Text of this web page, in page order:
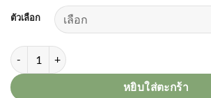
ตัวเลือก
จำนวน ไม้ปาดน้ำ ไม้ยางรีดน้ำ ชิ้น
หยิบใส่ตะกร้า